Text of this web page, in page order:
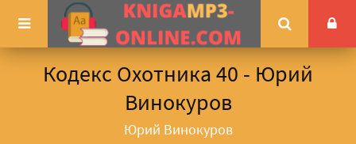
Кодекс Охотника 40 - Юрий
Винокуров
Юрий Винокуров